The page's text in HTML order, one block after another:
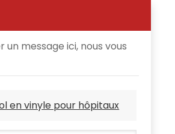
message ici, nous vous
en vinyle pour hôpitaux